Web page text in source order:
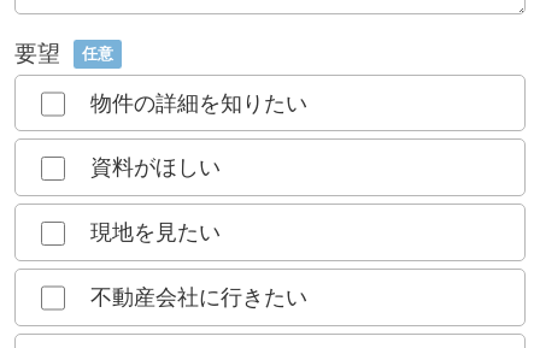
要望 任意
物件の詳細を知りたい
資料がほしい
現地を見たい
不動産会社に行きたい